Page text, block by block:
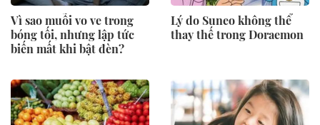
Vì sao muỗi vo ve trong
bóng tối, nhưng lập tức
biến mất khi bật đèn?
Lý do Suneo không thể
thay thế trong Doraemon